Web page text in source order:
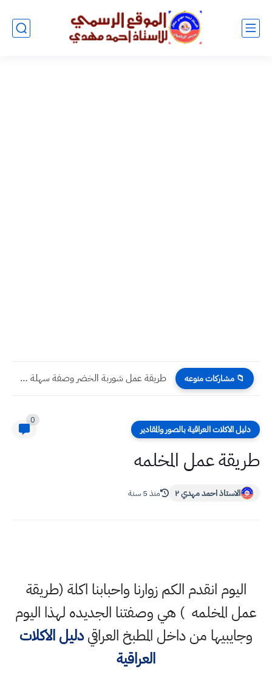
📁 مشاركات منوعه طريقة عمل شوربة الخضر وصفة سهلة وسريعة بالطريقة العراقية
دليل الاكلات العراقية بالصور والمقادير
0
طريقة عمل المخلمه
الاستاذ احمد مهدي ٢ منذ 5 سنة
اليوم انقدم الكم زوارنا واحبابنا اكلة (طريقة
عمل المخلمه ) هي وصفتنا الجديده لهذا اليوم
وجايبيها من داخل المطبخ العراقيدليل الاكلات
العراقية